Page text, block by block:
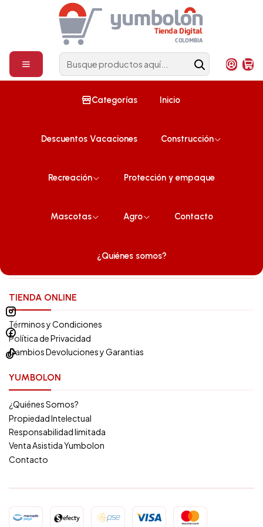
Categorías Inicio
Descuentos Vacaciones Construcción
Recreación Protección y empaque
Mascotas Agro Contacto
¿Quiénes somos?
Construcción ¡Compra ahora!
Mercadolibre
Todavía no hay productos disponibles
Puedes probar a buscar en otras categorías o
productos.
TIENDA ONLINE
Términos y Condiciones
Política de Privacidad
Cambios Devoluciones y Garantias
YUMBOLON
¿Quiénes Somos?
Propiedad Intelectual
Responsabilidad limitada
Venta Asistida Yumbolon
Contacto